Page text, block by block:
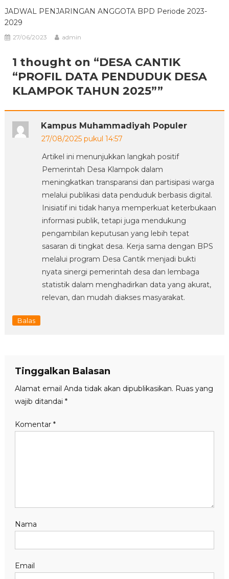
JADWAL PENJARINGAN ANGGOTA BPD Periode 2023-
2029
27/06/2023 admin
1 thought on “DESA CANTIK
“PROFIL DATA PENDUDUK DESA
KLAMPOK TAHUN 2025””
Kampus Muhammadiyah Populer
27/08/2025 pukul 14:57
Artikel ini menunjukkan langkah positif
Pemerintah Desa Klampok dalam
meningkatkan transparansi dan partisipasi warga
melalui publikasi data penduduk berbasis digital.
Inisiatif ini tidak hanya memperkuat keterbukaan
informasi publik, tetapi juga mendukung
pengambilan keputusan yang lebih tepat
sasaran di tingkat desa. Kerja sama dengan BPS
melalui program Desa Cantik menjadi bukti
nyata sinergi pemerintah desa dan lembaga
statistik dalam menghadirkan data yang akurat,
relevan, dan mudah diakses masyarakat.
Balas
Tinggalkan Balasan
Alamat email Anda tidak akan dipublikasikan. Ruas yang
wajib ditandai *
Komentar *
Nama
Email